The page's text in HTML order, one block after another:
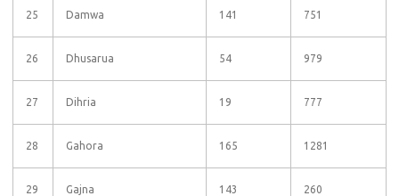
25 Damwa 141 751
26 Dhusarua 54 979
27 Dihria 19 777
28 Gahora 165 1281
29 Gajna 143 260